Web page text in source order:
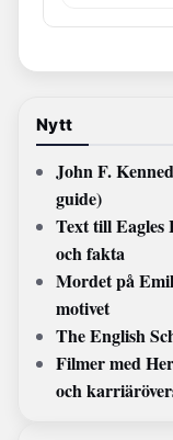
Nytt
John F.
guide)
Text till Eagles
och fakta
Mordet på
motivet
The English
Filmer med
och